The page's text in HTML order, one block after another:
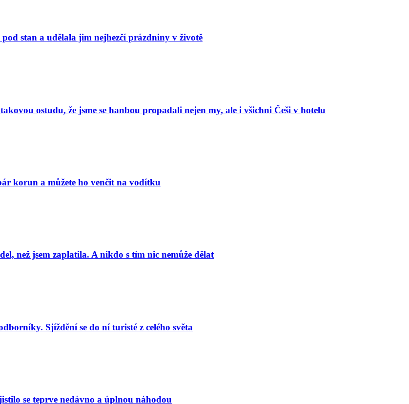
stan a udělala jim nejhezčí prázdniny v životě
ostudu, že jsme se hanbou propadali nejen my, ale i všichni Češi v hotelu
korun a můžete ho venčit na vodítku
než jsem zaplatila. A nikdo s tím nic nemůže dělat
Sjíždění se do ní turisté z celého světa
se teprve nedávno a úplnou náhodou